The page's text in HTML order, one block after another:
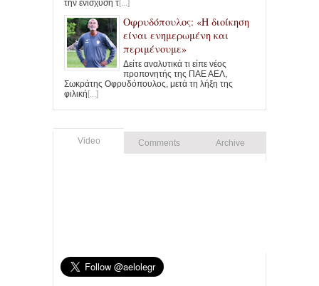
την ενίσχυση τ[...]
Οφρυδόπουλος: «Η διοίκηση
είναι ενημερωμένη και
περιμένουμε»
Δείτε αναλυτικά τι είπε νέος
προπονητής της ΠΑΕ ΑΕΛ,
Σωκράτης Οφρυδόπουλος, μετά τη λήξη της
φιλική [...]
Video Comments Archive